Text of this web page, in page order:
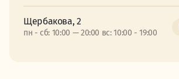
Щербакова, 2
пн - сб: 10:00 — 20:00 вс: 10:00 - 19:00